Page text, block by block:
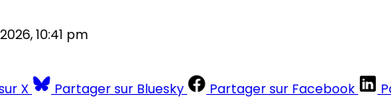
10:41 pm
X Partager sur Bluesky Partager sur Facebook